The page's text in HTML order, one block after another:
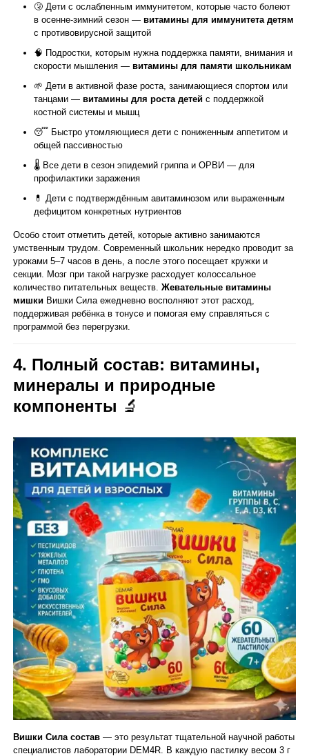
🤧 Дети с ослабленным иммунитетом, которые часто болеют
в осенне-зимний сезон —витамины для иммунитета детям
с противовирусной защитой
🧠 Подростки, которым нужна поддержка памяти, внимания и
скорости мышления —витамины для памяти школьникам
🌱 Дети в активной фазе роста, занимающиеся спортом или
танцами —витамины для роста детей с поддержкой
костной системы и мышц
😴 Быстро утомляющиеся дети с пониженным аппетитом и
общей пассивностью
🌡️ Все дети в сезон эпидемий гриппа и ОРВИ — для
профилактики заражения
💊 Дети с подтверждённым авитаминозом или выраженным
дефицитом конкретных нутриентов
Особо стоит отметить детей, которые активно занимаются
умственным трудом. Современный школьник нередко проводит за
уроками 5–7 часов в день, а после этого посещает кружки и
секции. Мозг при такой нагрузке расходует колоссальное
количество питательных веществ.Жевательные витамины
мишки Вишки Сила ежедневно восполняют этот расход,
поддерживая ребёнка в тонусе и помогая ему справляться с
программой без перегрузки.
4. Полный состав: витамины,
минералы и природные
компоненты 🔬
Вишки Сила состав — это результат тщательной научной работы
специалистов лаборатории DEM4R. В каждую пастилку весом 3 г